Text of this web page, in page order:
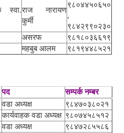
स्वा.राज नारायण
कुर्मी
९८०४४५०६५०
,
९८४२९९०२३०
असरफ
९८१८०३६६१९
महबुब आलम ९८१९४४८५२१
पद
सम्पर्क नम्बर
वडा अध्यक्ष
९८४७०३८०२१
कार्यवाहक वडा अध्यक्ष ९८०७४५८५१२
वडा अध्यक्ष
९८४७२८५५८६